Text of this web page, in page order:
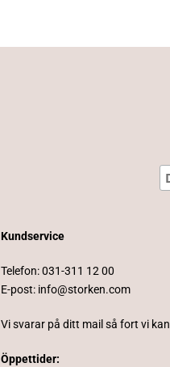
Kundservice
Telefon:031-311 12 00
E-post: info@storken.com
Vi svarar på ditt mail så fort vi kan
Öppettider: